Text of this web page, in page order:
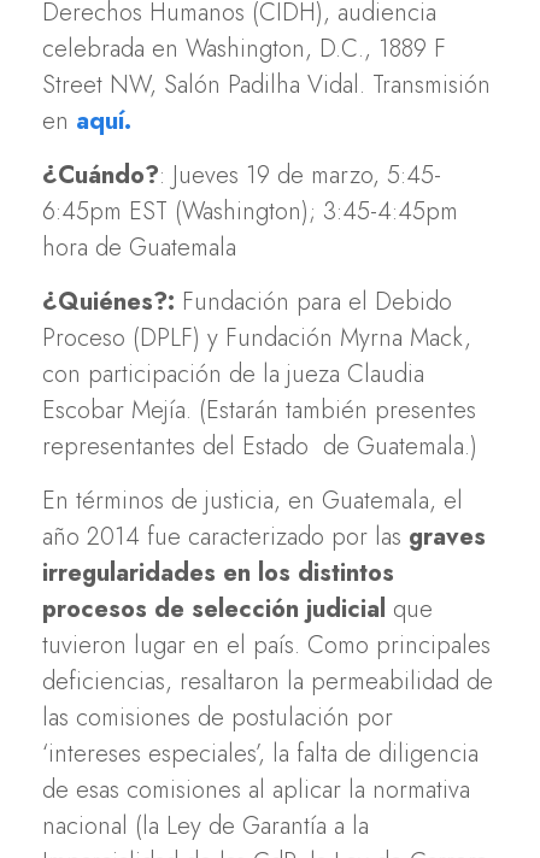
Derechos Humanos (CIDH), audiencia
celebrada en Washington, D.C., 1889 F
Street NW, Salón Padilha Vidal. Transmisión
en aquí.
¿Cuándo?: Jueves 19 de marzo, 5:45-
6:45pm EST (Washington); 3:45-4:45pm
hora de Guatemala
¿Quiénes?: Fundación para el Debido
Proceso (DPLF) y Fundación Myrna Mack,
con participación de la jueza Claudia
Escobar Mejía. (Estarán también presentes
representantes del Estado de Guatemala.)
En términos de justicia, en Guatemala, el
año 2014 fue caracterizado por las graves
irregularidades en los distintos
procesos de selección judicial que
tuvieron lugar en el país. Como principales
deficiencias, resaltaron la permeabilidad de
las comisiones de postulación por
‘intereses especiales’, la falta de diligencia
de esas comisiones al aplicar la normativa
nacional (la Ley de Garantía a la